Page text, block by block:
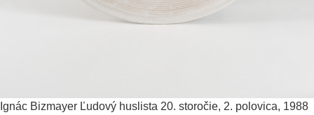
Ignác Bizmayer Ľudový huslista 20. storočie, 2. polovica, 1988